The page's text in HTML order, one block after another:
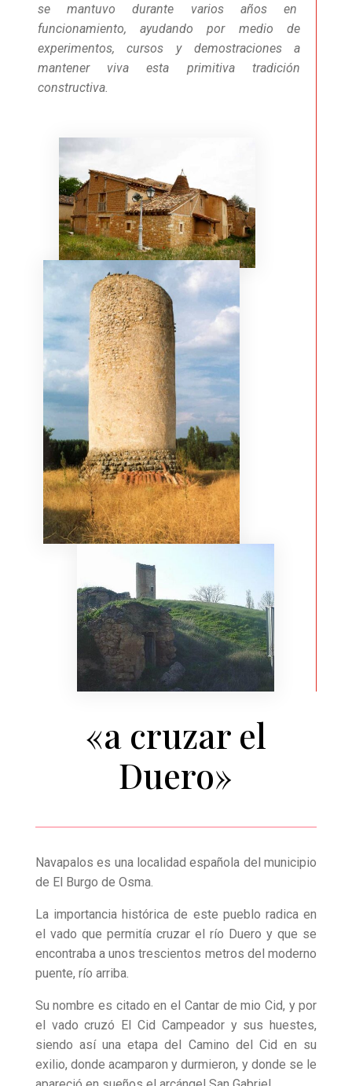
se mantuvo durante varios años en
funcionamiento, ayudando por medio de
experimentos, cursos y demostraciones a
mantener viva esta primitiva tradición
constructiva.
«a cruzar el
Duero»
Navapalos es una localidad española del municipio
de El Burgo de Osma.
La importancia histórica de este pueblo radica en
el vado que permitía cruzar el río Duero y que se
encontraba a unos trescientos metros del moderno
puente, río arriba.
Su nombre es citado en el Cantar de mio Cid, y por
el vado cruzó El Cid Campeador y sus huestes,
siendo así una etapa del Camino del Cid en su
exilio, donde acamparon y durmieron, y donde se le